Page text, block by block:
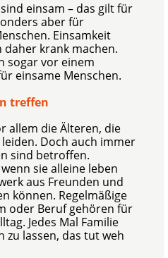
einsam – das gilt für
aber für
Einsamkeit
krank machen.
sogar vor einem
einsame Menschen.
treffen
allem die Älteren, die
Doch auch immer
sind betroffen.
sie alleine leben
aus Freunden und
können. Regelmäßige
oder Beruf gehören für
Jedes Mal Familie
zu lassen, das tut weh